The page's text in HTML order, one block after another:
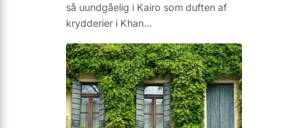
så uundgåelig i Kairo som duf­ten af
krydderier i Khan…